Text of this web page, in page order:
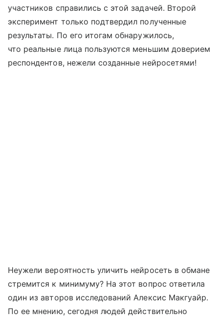
участников справились с этой задачей. Второй
эксперимент только подтвердил полученные
результаты. По его итогам обнаружилось,
что реальные лица пользуются меньшим доверием
респондентов, нежели созданные нейросетями!
Неужели вероятность уличить нейросеть в обмане
стремится к минимуму? На этот вопрос ответила
один из авторов исследований Алексис Макгуайр.
По ее мнению, сегодня людей действительно